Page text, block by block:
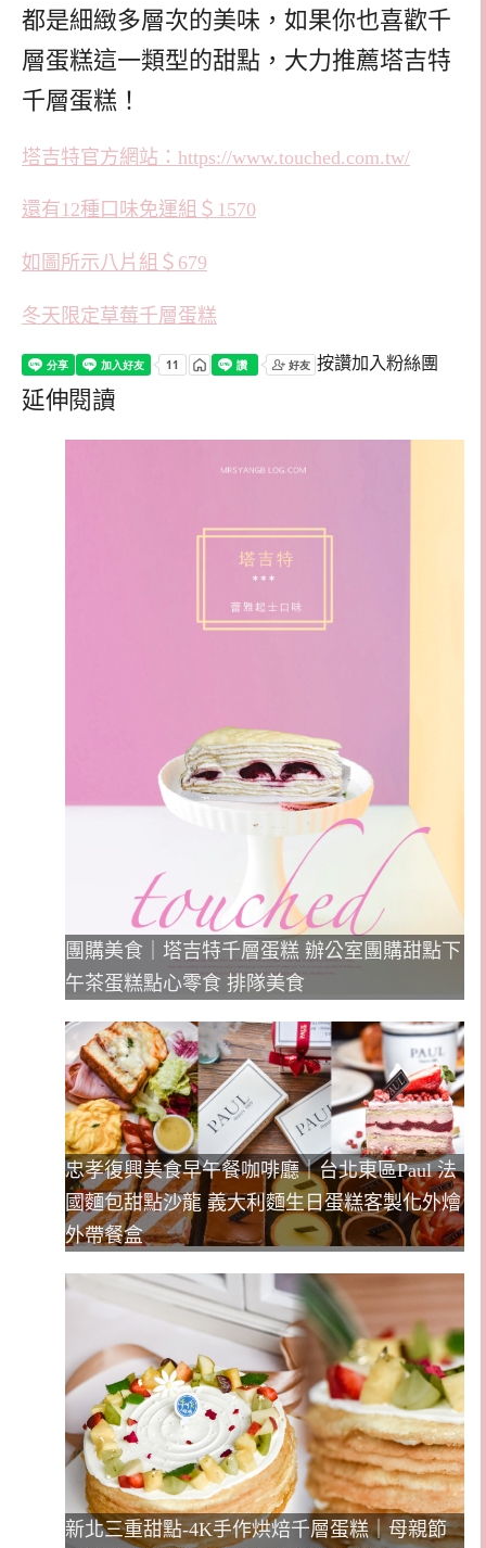
都是細緻多層次的美味，如果你也喜歡千
層蛋糕這一類型的甜點，大力推薦塔吉特
千層蛋糕！
塔吉特官方網站：https://www.touched.com.tw/
還有12種口味免運組＄1570
如圖所示八片組＄679
冬天限定草莓千層蛋糕
按讚加入粉絲團
延伸閱讀
團購美食｜塔吉特千層蛋糕 辦公室團購甜點下
午茶蛋糕點心零食 排隊美食
忠孝復興美食早午餐咖啡廳｜台北東區Paul 法
國麵包甜點沙龍 義大利麵生日蛋糕客製化外燴
外帶餐盒
新北三重甜點-4K手作烘焙千層蛋糕｜母親節